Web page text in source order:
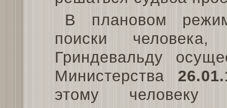
В плановом
поиски
Гриндевальду
Министерства
этому человеку